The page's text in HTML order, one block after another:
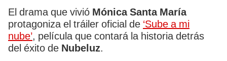
El drama que vivió Mónica Santa María
protagoniza el tráiler oficial de ‘Sube a mi
nube’, película que contará la historia detrás
del éxito de Nubeluz.